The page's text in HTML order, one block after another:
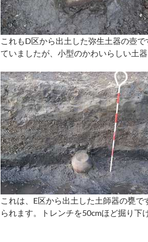
これもD区から出土した弥生土器の壺
ていましたが、小型のかわいらしい土器
これは、E区から出土した土師器の甕で
られます。トレンチを50cmほど掘り下